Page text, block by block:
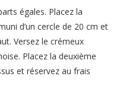
égales. Placez la
d’un cercle de 20 cm et
Versez le crémeux
Placez la deuxième
et réservez au frais